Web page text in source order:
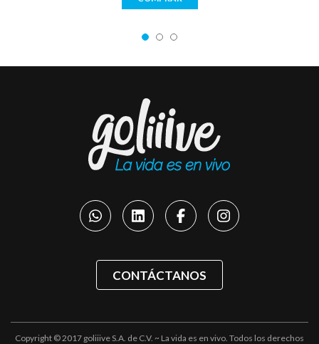
CONTÁCTANOS
Copyright © 2017 goliiive S.A. de C.V. ~ La vida es en vivo. Todos los derechos